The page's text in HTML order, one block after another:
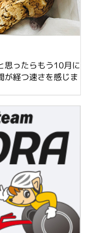
思ったらもう10月に
経つ速さを感じま